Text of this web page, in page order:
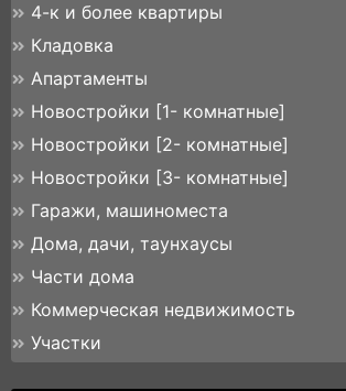
4-к и более квартиры
Кладовка
Апартаменты
Новостройки [1- комнатные]
Новостройки [2- комнатные]
Новостройки [3- комнатные]
Гаражи, машиноместа
Дома, дачи, таунхаусы
Части дома
Коммерческая недвижимость
Участки